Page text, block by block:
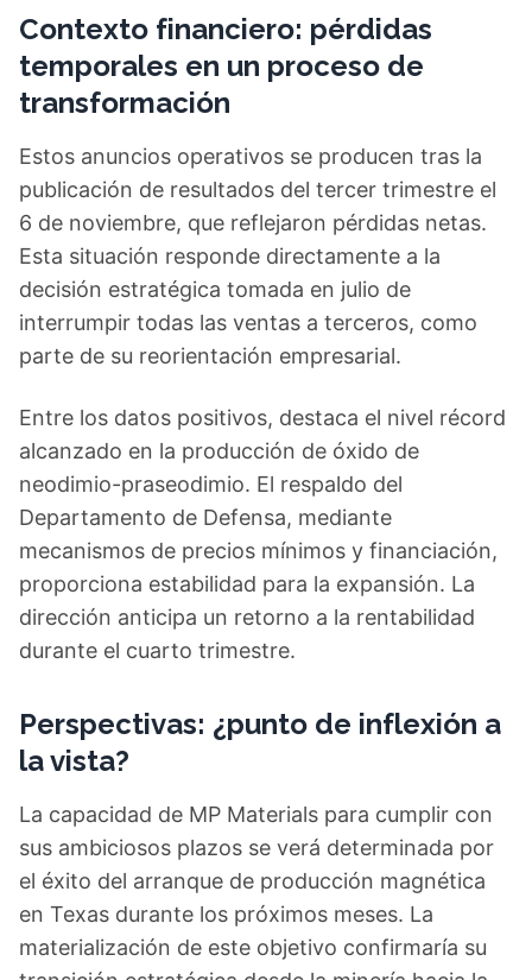
Contexto financiero: pérdidas
temporales en un proceso de
transformación
Estos anuncios operativos se producen tras la
publicación de resultados del tercer trimestre el
6 de noviembre, que reflejaron pérdidas netas.
Esta situación responde directamente a la
decisión estratégica tomada en julio de
interrumpir todas las ventas a terceros, como
parte de su reorientación empresarial.
Entre los datos positivos, destaca el nivel récord
alcanzado en la producción de óxido de
neodimio-praseodimio. El respaldo del
Departamento de Defensa, mediante
mecanismos de precios mínimos y financiación,
proporciona estabilidad para la expansión. La
dirección anticipa un retorno a la rentabilidad
durante el cuarto trimestre.
Perspectivas: ¿punto de inflexión a
la vista?
La capacidad de MP Materials para cumplir con
sus ambiciosos plazos se verá determinada por
el éxito del arranque de producción magnética
en Texas durante los próximos meses. La
materialización de este objetivo confirmaría su